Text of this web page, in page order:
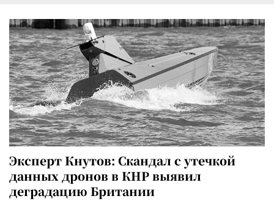
Эксперт Кнутов: Скандал с утечкой
данных дронов в КНР выявил
деградацию Британии